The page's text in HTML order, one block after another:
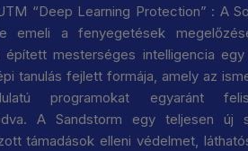
“Deep Learning Protection” : A
emeli a fenyegetések
épített mesterséges intelligencia
tanulás fejlett formája, amely az
programokat egyaránt
A Sandstorm egy teljesen új
támadások elleni védelmet,